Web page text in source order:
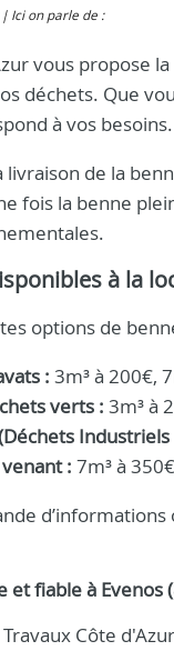
Ici on parle de :
vous propose
déchets. Que
à vos besoins.
livraison de la
fois la benne
à la
options de
: 3m³ à 200€,
verts : 3m³ à
Industriels
: 7m³ à
et fiable à Evenos
Côte